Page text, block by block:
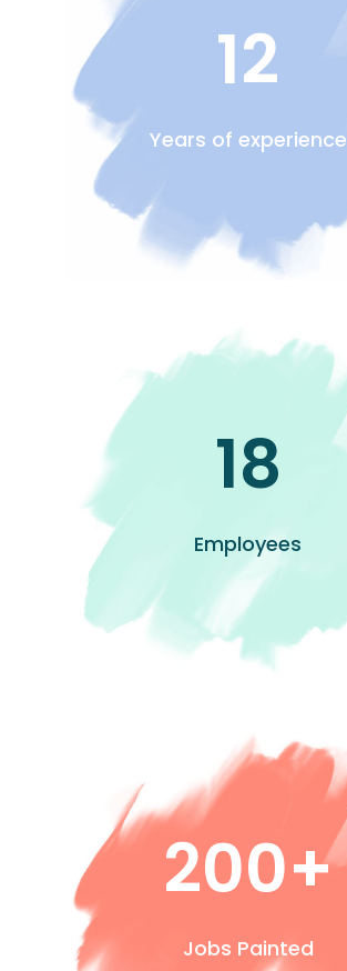
12
Years of experience
18
Employees
200+
Jobs Painted